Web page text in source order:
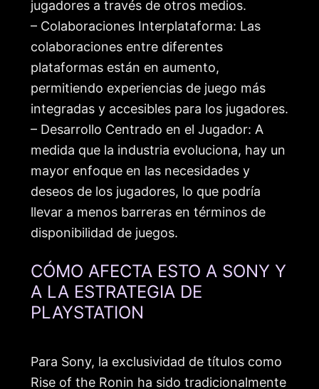
jugadores a través de otros medios.
– Colaboraciones Interplataforma: Las
colaboraciones entre diferentes
plataformas están en aumento,
permitiendo experiencias de juego más
integradas y accesibles para los jugadores.
– Desarrollo Centrado en el Jugador: A
medida que la industria evoluciona, hay un
mayor enfoque en las necesidades y
deseos de los jugadores, lo que podría
llevar a menos barreras en términos de
disponibilidad de juegos.
CÓMO AFECTA ESTO A SONY Y
A LA ESTRATEGIA DE
PLAYSTATION
Para Sony, la exclusividad de títulos como
Rise of the Ronin ha sido tradicionalmente